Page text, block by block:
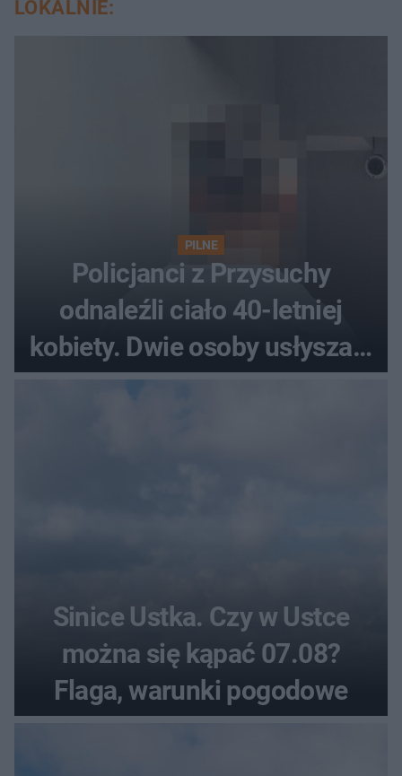
LOKALNIE:
PILNE
Policjanci z Przysuchy
odnaleźli ciało 40-letniej
kobiety. Dwie osoby usłyszały
zarzut zabójstwa
Sinice Ustka. Czy w Ustce
można się kąpać 07.08?
Flaga, warunki pogodowe